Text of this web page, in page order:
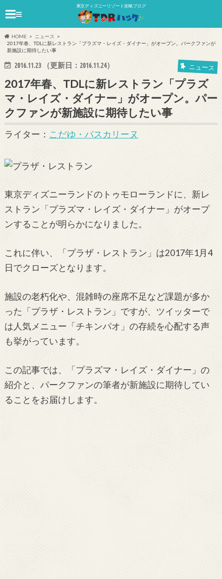
東京ディズニーリゾート攻略ブログ
≡
HOME
ニュース
2017年春、TDLに新レストラン「プラズマ・レイズ・ダイナー」がオープン。パークファンが
新施設に期待したい事
2016.11.23（更新日： 2016.11.24） ニュース
2017年春、TDLに新レストラン「プラズ
マ・レイズ・ダイナー」がオープン。パー
クファンが新施設に期待したい事
ライター： こだゆ・パスカリーヌ
東京ディズニーランドのトゥモローランドに、新レ
ストラン「プラズマ・レイズ・ダイナー」がオープ
ンすることが明らかになりました。
これに伴い、「プラザ・レストラン」は2017年1月4
日でクローズとなります。
施設の老朽化や、混雑時の座席不足など課題が多か
った「プラザ・レストラン」ですが、ツイッターで
は人気メニュー「チキンパオ」の存続を心配する声
も挙がっています。
この記事では、「プラズマ・レイズ・ダイナー」の
紹介と、パークファンの筆者が新施設に期待してい
ることをお届けします。